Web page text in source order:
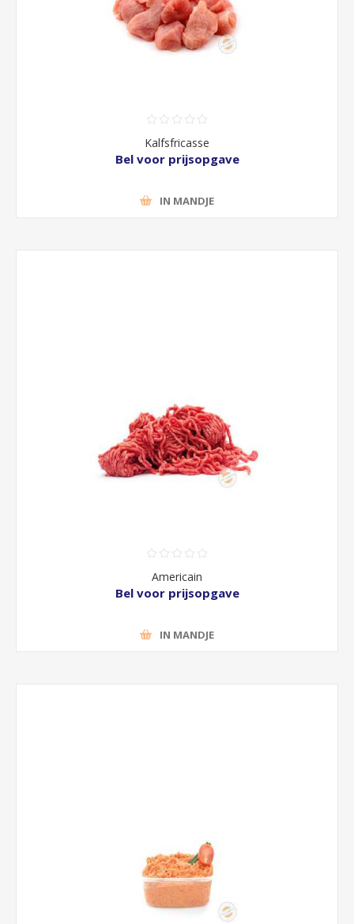
Kalfsfricasse
Bel voor prijsopgave
IN MANDJE
Americain
Bel voor prijsopgave
IN MANDJE